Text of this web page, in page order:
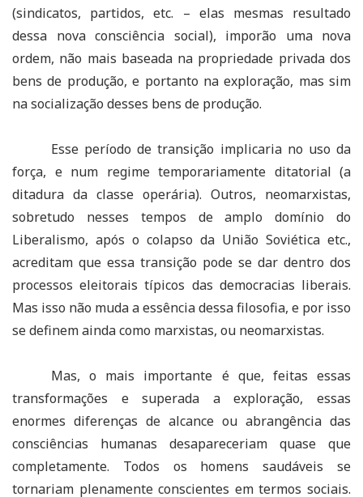
(sindicatos, partidos, etc. – elas mesmas resultado
dessa nova consciência social), imporão uma nova
ordem, não mais baseada na propriedade privada dos
bens de produção, e portanto na exploração, mas sim
na socialização desses bens de produção.
Esse período de transição implicaria no uso da
força, e num regime temporariamente ditatorial (a
ditadura da classe operária). Outros, neomarxistas,
sobretudo nesses tempos de amplo domínio do
Liberalismo, após o colapso da União Soviética etc.,
acreditam que essa transição pode se dar dentro dos
processos eleitorais típicos das democracias liberais.
Mas isso não muda a essência dessa filosofia, e por isso
se definem ainda como marxistas, ou neomarxistas.
Mas, o mais importante é que, feitas essas
transformações e superada a exploração, essas
enormes diferenças de alcance ou abrangência das
consciências humanas desapareceriam quase que
completamente. Todos os homens saudáveis se
tornariam plenamente conscientes em termos sociais.